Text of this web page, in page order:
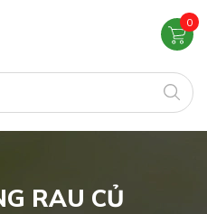
0
RAU CỦ